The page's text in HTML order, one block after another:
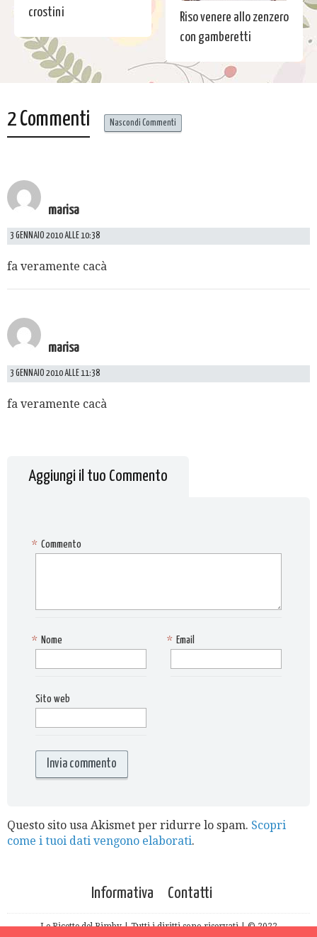
crostini
Riso venere allo zenzero
con gamberetti
2 Commenti Nascondi Commenti
marisa
3 GENNAIO 2010 ALLE 10:38
fa veramente cacà
marisa
3 GENNAIO 2010 ALLE 11:38
fa veramente cacà
Aggiungi il tuo Commento
Commento
*
Nome
* Email
*
Sito web
Questo sito usa Akismet per ridurre lo spam. Scopri
come i tuoi dati vengono elaborati.
Informativa Contatti
Le Ricette del Bimby | Tutti i diritti sono riservati | © 2022